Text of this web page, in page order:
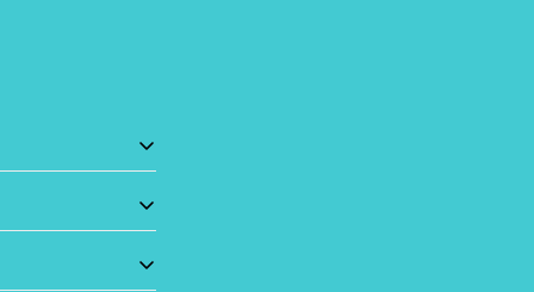
adapte a tus
Esto te